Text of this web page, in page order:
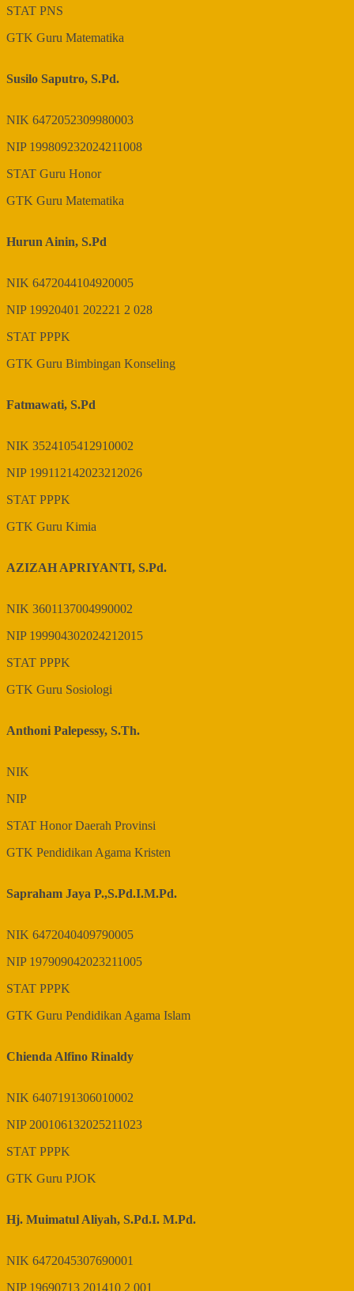
STAT PNS
GTK Guru Matematika
Susilo Saputro, S.Pd.
NIK 6472052309980003
NIP 199809232024211008
STAT Guru Honor
GTK Guru Matematika
Hurun Ainin, S.Pd
NIK 6472044104920005
NIP 19920401 202221 2 028
STAT PPPK
GTK Guru Bimbingan Konseling
Fatmawati, S.Pd
NIK 3524105412910002
NIP 199112142023212026
STAT PPPK
GTK Guru Kimia
AZIZAH APRIYANTI, S.Pd.
NIK 3601137004990002
NIP 199904302024212015
STAT PPPK
GTK Guru Sosiologi
Anthoni Palepessy, S.Th.
NIK
NIP
STAT Honor Daerah Provinsi
GTK Pendidikan Agama Kristen
Sapraham Jaya P.,S.Pd.I.M.Pd.
NIK 6472040409790005
NIP 197909042023211005
STAT PPPK
GTK Guru Pendidikan Agama Islam
Chienda Alfino Rinaldy
NIK 6407191306010002
NIP200106132025211023
STAT PPPK
GTK Guru PJOK
Hj. Muimatul Aliyah, S.Pd.I. M.Pd.
NIK 6472045307690001
NIP 19690713 201410 2 001